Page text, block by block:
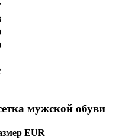
мужской обуви
EUR